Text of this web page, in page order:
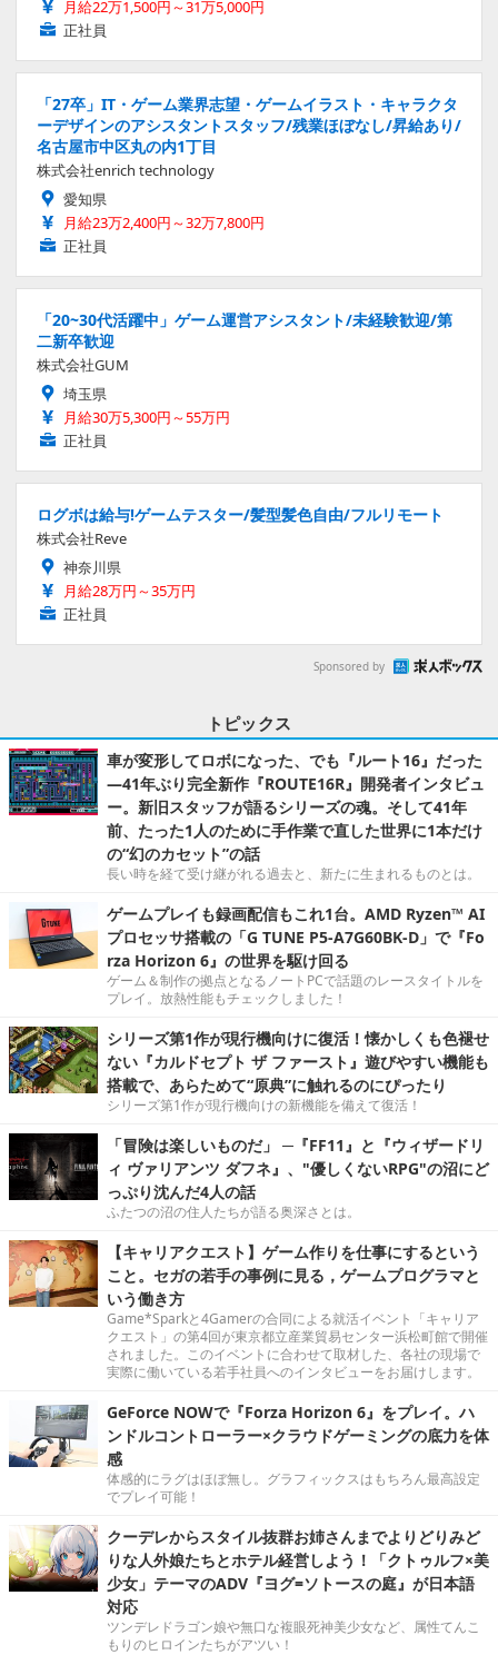
月給22万1,500円～31万5,000円
正社員
「27卒」IT・ゲーム業界志望・ゲームイラスト・キャラクタ
ーデザインのアシスタントスタッフ/残業ほぼなし/昇給あり/
名古屋市中区丸の内1丁目
株式会社enrich technology
愛知県
月給23万2,400円～32万7,800円
正社員
「20~30代活躍中」ゲーム運営アシスタント/未経験歓迎/第
二新卒歓迎
株式会社GUM
埼玉県
月給30万5,300円～55万円
正社員
ログボは給与!ゲームテスター/髪型髪色自由/フルリモート
株式会社Reve
神奈川県
月給28万円～35万円
正社員
Sponsored by
トピックス
車が変形してロボになった、でも『ルート16』だった
―41年ぶり完全新作『ROUTE16R』開発者インタビュ
ー。新旧スタッフが語るシリーズの魂。そして41年
前、たった1人のために手作業で直した世界に1本だけ
の“幻のカセット”の話
長い時を経て受け継がれる過去と、新たに生まれるものとは。
ゲームプレイも録画配信もこれ1台。AMD Ryzen™ AI
プロセッサ搭載の「G TUNE P5-A7G60BK-D」で『Fo
rza Horizon 6』の世界を駆け回る
ゲーム＆制作の拠点となるノートPCで話題のレースタイトルを
プレイ。放熱性能もチェックしました！
シリーズ第1作が現行機向けに復活！懐かしくも色褪せ
ない『カルドセプト ザ ファースト』遊びやすい機能も
搭載で、あらためて“原典”に触れるのにぴったり
シリーズ第1作が現行機向けの新機能を備えて復活！
「冒険は楽しいものだ」 ─『FF11』と『ウィザードリ
ィ ヴァリアンツ ダフネ』、"優しくないRPG"の沼にど
っぷり沈んだ4人の話
ふたつの沼の住人たちが語る奥深さとは。
【キャリアクエスト】ゲーム作りを仕事にするという
こと。セガの若手の事例に見る，ゲームプログラマと
いう働き方
Game*Sparkと4Gamerの合同による就活イベント「キャリア
クエスト」の第4回が東京都立産業貿易センター浜松町館で開催
されました。このイベントに合わせて取材した、各社の現場で
実際に働いている若手社員へのインタビューをお届けします。
GeForce NOWで『Forza Horizon 6』をプレイ。ハ
ンドルコントローラー×クラウドゲーミングの底力を体
感
体感的にラグはほぼ無し。グラフィックスはもちろん最高設定
でプレイ可能！
クーデレからスタイル抜群お姉さんまでよりどりみど
りな人外娘たちとホテル経営しよう！「クトゥルフ×美
少女」テーマのADV『ヨグ=ソトースの庭』が日本語
対応
ツンデレドラゴン娘や無口な複眼死神美少女など、属性てんこ
もりのヒロインたちがアツい！